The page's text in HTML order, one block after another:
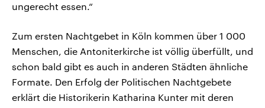
ungerecht essen.“
Zum ersten Nachtgebet in Köln kommen über 1 000
Menschen, die Antoniterkirche ist völlig überfüllt, und
schon bald gibt es auch in anderen Städten ähnliche
Formate. Den Erfolg der Politischen Nachtgebete
erklärt die Historikerin Katharina Kunter mit deren